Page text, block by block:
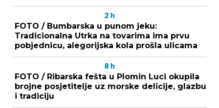
2 h
FOTO / Bumbarska u punom jeku:
Tradicionalna Utrka na tovarima ima prvu
pobjednicu, alegorijska kola prošla ulicama
8 h
FOTO / Ribarska fešta u Plomin Luci okupila
brojne posjetitelje uz morske delicije, glazbu
i tradiciju